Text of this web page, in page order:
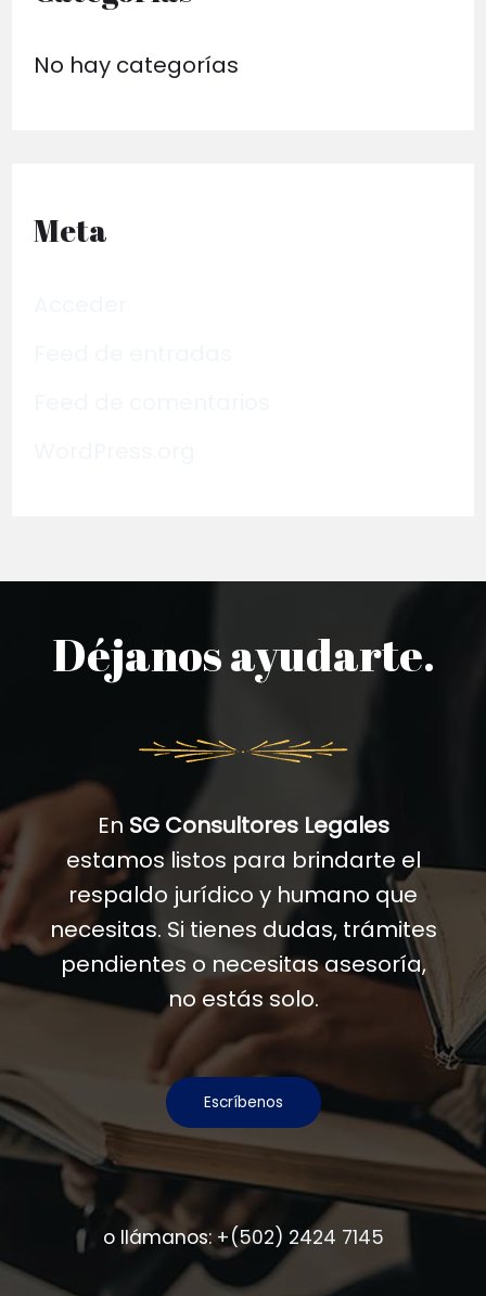
No hay categorías
Meta
Déjanos ayudarte.
En SG Consultores Legales
estamos listos para brindarte el
respaldo jurídico y humano que
necesitas. Si tienes dudas, trámites
pendientes o necesitas asesoría,
no estás solo.
Escríbenos
o llámanos: +(502) 2424 7145